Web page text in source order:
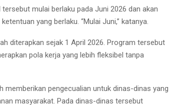
mulai berlaku pada Juni 2026 dan akan
yang berlaku. “Mulai Juni,” katanya.
diterapkan sejak 1 April 2026. Program tersebut
pola kerja yang lebih fleksibel tanpa
memberikan pengecualian untuk dinas-dinas yang
masyarakat. Pada dinas-dinas tersebut